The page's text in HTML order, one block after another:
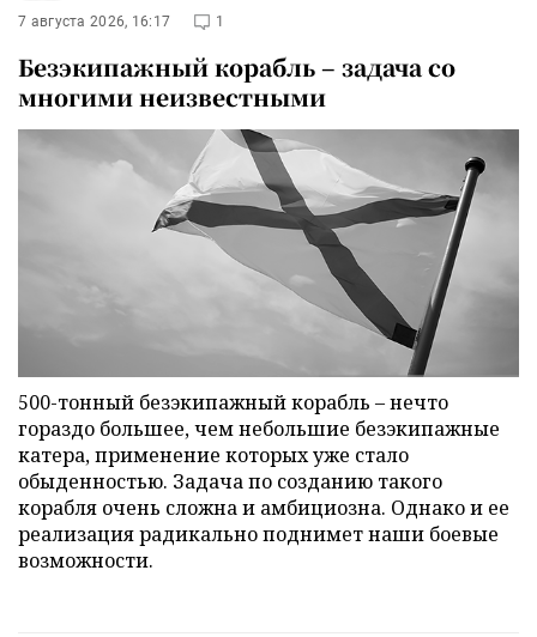
7 августа 2026, 16:17 1
Безэкипажный корабль – задача со
многими неизвестными
500-тонный безэкипажный корабль – нечто
гораздо большее, чем небольшие безэкипажные
катера, применение которых уже стало
обыденностью. Задача по созданию такого
корабля очень сложна и амбициозна. Однако и ее
реализация радикально поднимет наши боевые
возможности.